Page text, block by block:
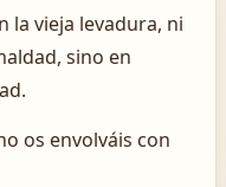
la vieja levadura, ni
sino en
os envolváis con